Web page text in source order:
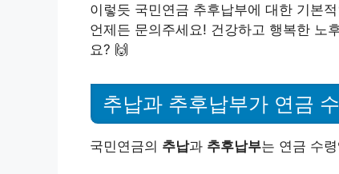
이렇듯 국민연금 추후납부에 대한 기본
언제든 문의주세요! 건강하고 행복한 노
요? 🙌
추납과 추후납부가 연금
국민연금의 추납과 추후납부는 연금 수